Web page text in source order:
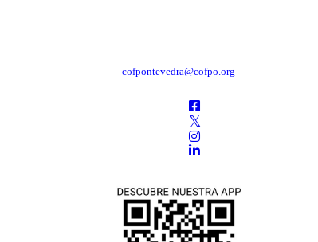
cofpontevedra@cofpo.org